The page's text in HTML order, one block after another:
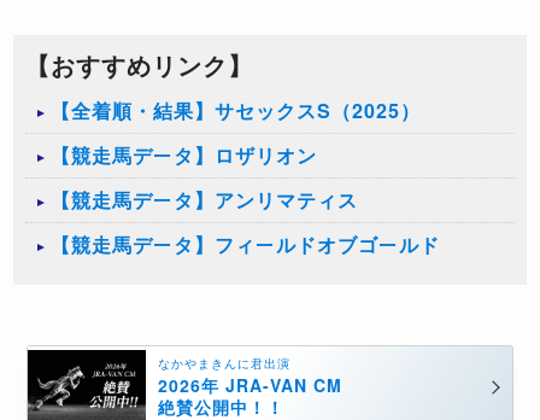
【おすすめリンク】
【全着順・結果】サセックスS（2025）
【競走馬データ】ロザリオン
【競走馬データ】アンリマティス
【競走馬データ】フィールドオブゴールド
なかやまきんに君出演
2026年 JRA-VAN CM
絶賛公開中！！